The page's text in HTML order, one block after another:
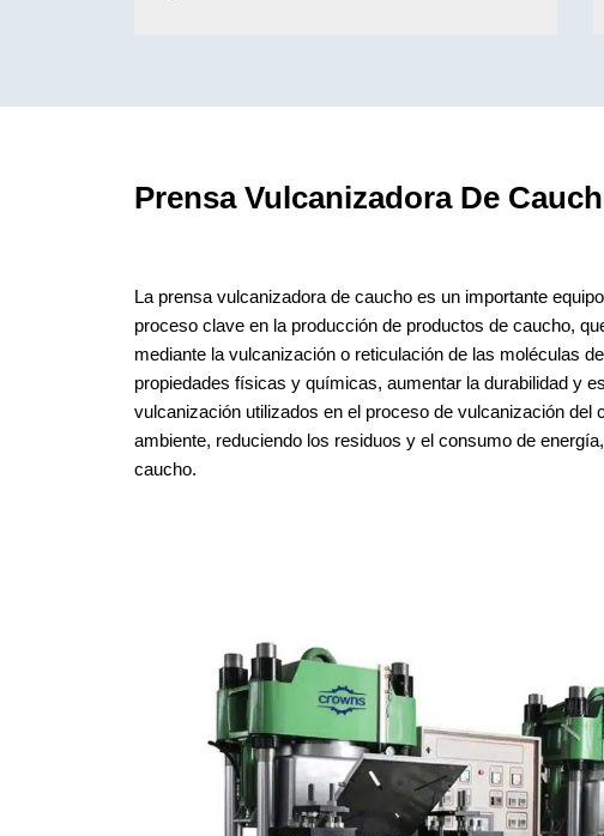
Prensa Vulcanizadora De
La prensa vulcanizadora de caucho es un importante
proceso clave en la producción de productos de caucho,
mediante la vulcanización o reticulación de las moléculas
propiedades físicas y químicas, aumentar la durabilidad y
vulcanización utilizados en el proceso de vulcanización
ambiente, reduciendo los residuos y el consumo de
caucho.